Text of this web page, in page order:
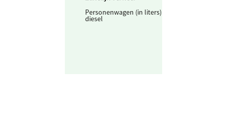
Personenwagen (in liters)
diesel